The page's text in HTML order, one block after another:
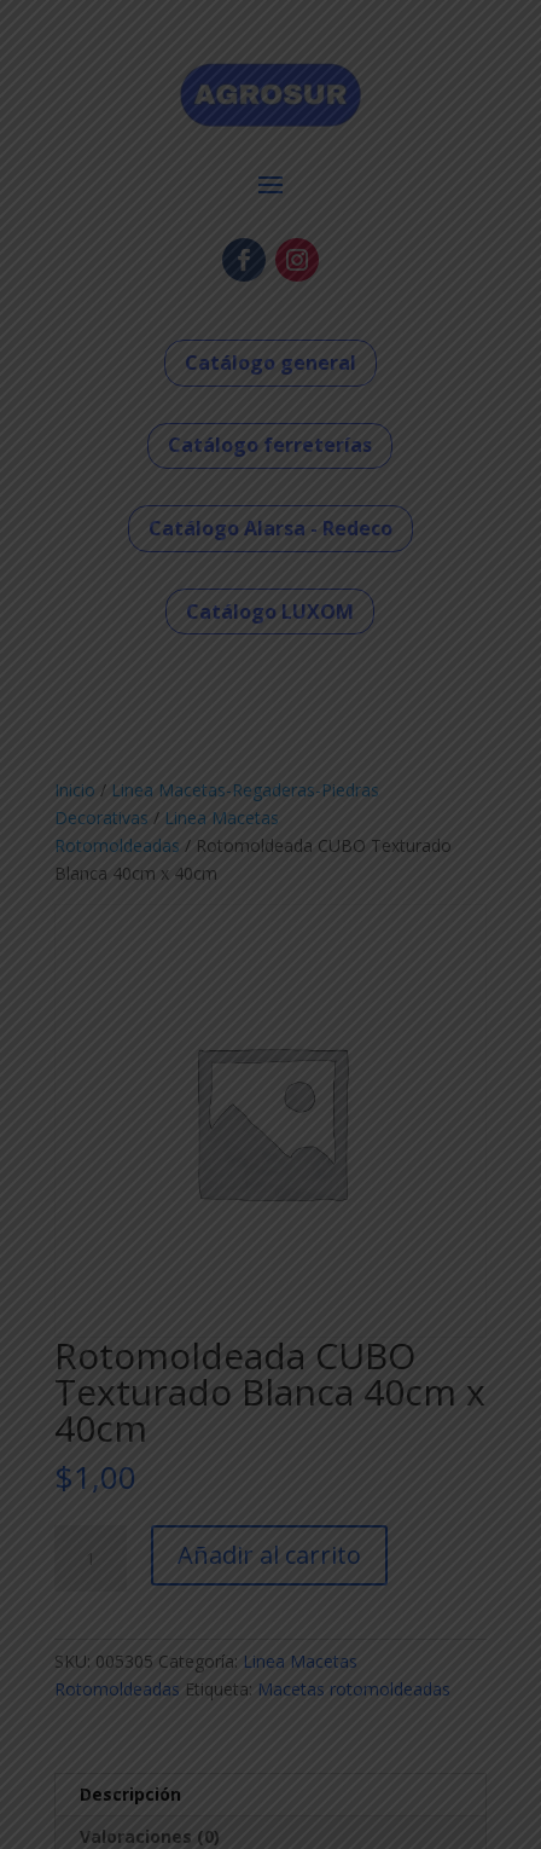
Catálogo general
Catálogo ferreterías
Catálogo Alarsa - Redeco
Catálogo LUXOM
Inicio / Linea Macetas-Regaderas-Piedras
Decorativas / Linea Macetas
Rotomoldeadas / Rotomoldeada CUBO Texturado
Blanca 40cm x 40cm
Rotomoldeada CUBO
Texturado Blanca 40cm x
40cm
$1,00
CUBO
Añadir al carrito
SKU: 005305 Categoría: Linea Macetas
Rotomoldeadas Etiqueta: Macetas rotomoldeadas
Descripción
Valoraciones (0)